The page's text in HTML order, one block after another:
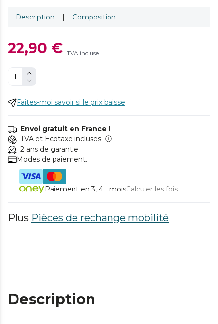
Description | Composition
22,90 € TVA incluse
Faites-moi savoir si le prix baisse
Envoi gratuit en France !
TVA et Ecotaxe incluses
2 ans de garantie
Modes de paiement.
Paiement en 3, 4... moisCalculer les fois
Plus Pièces de rechange mobilité
Description